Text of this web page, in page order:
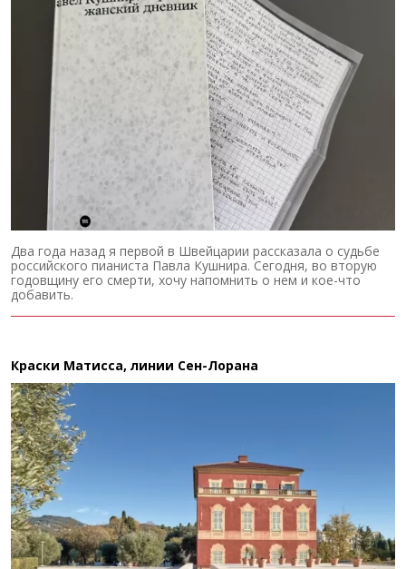
Два года назад я первой в Швейцарии рассказала о судьбе
российского пианиста Павла Кушнира. Сегодня, во вторую
годовщину его смерти, хочу напомнить о нем и кое-что
добавить.
Краски Матисса, линии Сен-Лорана